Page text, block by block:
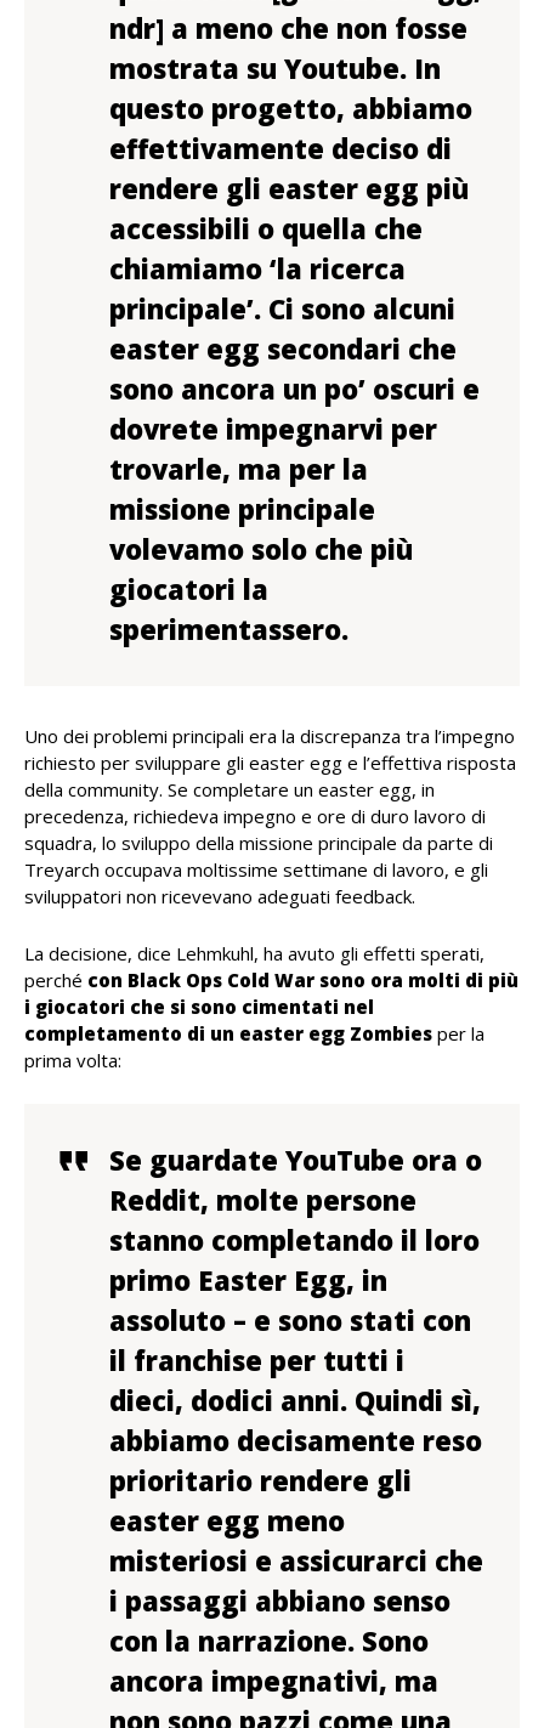
ndr] a meno che non fosse
mostrata su Youtube. In
questo progetto, abbiamo
effettivamente deciso di
rendere gli easter egg più
accessibili o quella che
chiamiamo ‘la ricerca
principale’. Ci sono alcuni
easter egg secondari che
sono ancora un po’ oscuri e
dovrete impegnarvi per
trovarle, ma per la
missione principale
volevamo solo che più
giocatori la
sperimentassero.
Uno dei problemi principali era la discrepanza tra l’impegno
richiesto per sviluppare gli easter egg e l’effettiva risposta
della community. Se completare un easter egg, in
precedenza, richiedeva impegno e ore di duro lavoro di
squadra, lo sviluppo della missione principale da parte di
Treyarch occupava moltissime settimane di lavoro, e gli
sviluppatori non ricevevano adeguati feedback.
La decisione, dice Lehmkuhl, ha avuto gli effetti sperati,
perché con Black Ops Cold War sono ora molti di più
i giocatori che si sono cimentati nel
completamento di un easter egg Zombies per la
prima volta:
Se guardate YouTube ora o
Reddit, molte persone
stanno completando il loro
primo Easter Egg, in
assoluto – e sono stati con
il franchise per tutti i
dieci, dodici anni. Quindi sì,
abbiamo decisamente reso
prioritario rendere gli
easter egg meno
misteriosi e assicurarci che
i passaggi abbiano senso
con la narrazione. Sono
ancora impegnativi, ma
non sono pazzi come una